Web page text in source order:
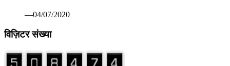
—04/07/2020
विज़िटर संख्या